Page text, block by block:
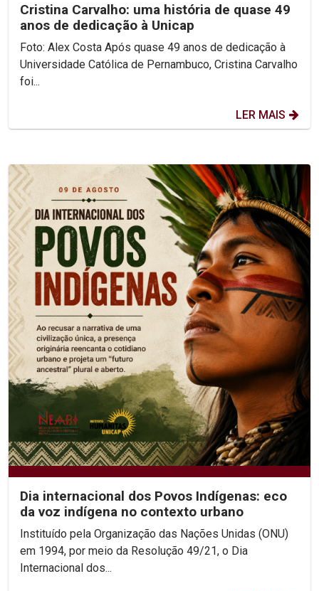
Cristina Carvalho: uma história de quase 49
anos de dedicação à Unicap
Foto: Alex Costa Após quase 49 anos de dedicação à
Universidade Católica de Pernambuco, Cristina Carvalho
foi...
LER MAIS
Dia internacional dos Povos Indígenas: eco
da voz indígena no contexto urbano
Instituído pela Organização das Nações Unidas (ONU)
em 1994, por meio da Resolução 49/21, o Dia
Internacional dos...